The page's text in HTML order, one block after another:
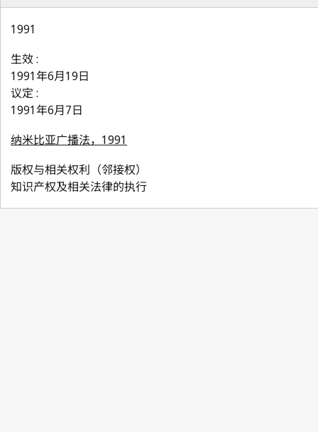
1991
生效 :
1991年6月19日
议定 :
1991年6月7日
纳米比亚广播法，1991
版权与相关权利（邻接权）
知识产权及相关法律的执行